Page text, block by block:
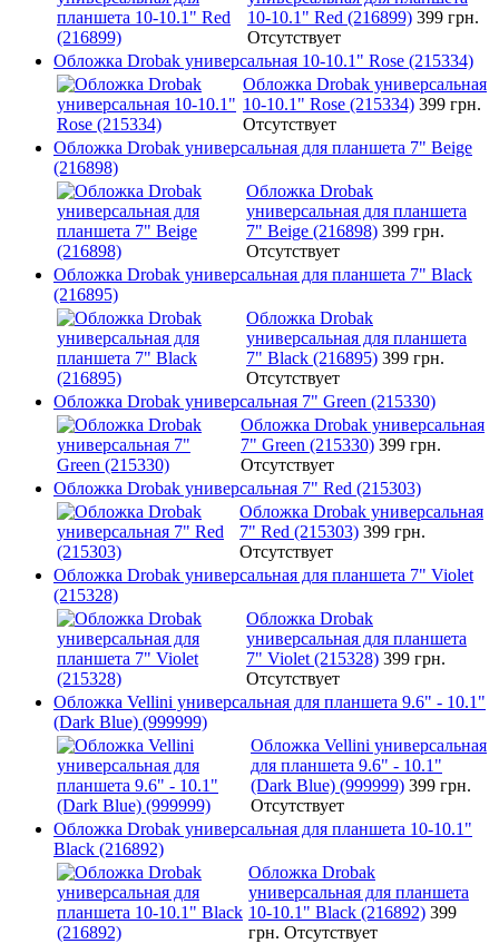
10-10.1" Red (216899) 399 грн.
Отсутствует
Обложка Drobak универсальная 10-10.1" Rose (215334)
Обложка Drobak универсальная
10-10.1" Rose (215334) 399 грн.
Отсутствует
Обложка Drobak универсальная для планшета 7" Beige
(216898)
Обложка Drobak
универсальная для планшета
7" Beige (216898) 399 грн.
Отсутствует
Обложка Drobak универсальная для планшета 7" Black
(216895)
Обложка Drobak
универсальная для планшета
7" Black (216895) 399 грн.
Отсутствует
Обложка Drobak универсальная 7" Green (215330)
Обложка Drobak универсальная
7" Green (215330) 399 грн.
Отсутствует
Обложка Drobak универсальная 7" Red (215303)
Обложка Drobak универсальная
7" Red (215303) 399 грн.
Отсутствует
Обложка Drobak универсальная для планшета 7" Violet
(215328)
Обложка Drobak
универсальная для планшета
7" Violet (215328) 399 грн.
Отсутствует
Обложка Vellini универсальная для планшета 9.6" - 10.1"
(Dark Blue) (999999)
Обложка Vellini универсальная
для планшета 9.6" - 10.1"
(Dark Blue) (999999) 399 грн.
Отсутствует
Обложка Drobak универсальная для планшета 10-10.1"
Black (216892)
Обложка Drobak
универсальная для планшета
10-10.1" Black (216892) 399
грн. Отсутствует